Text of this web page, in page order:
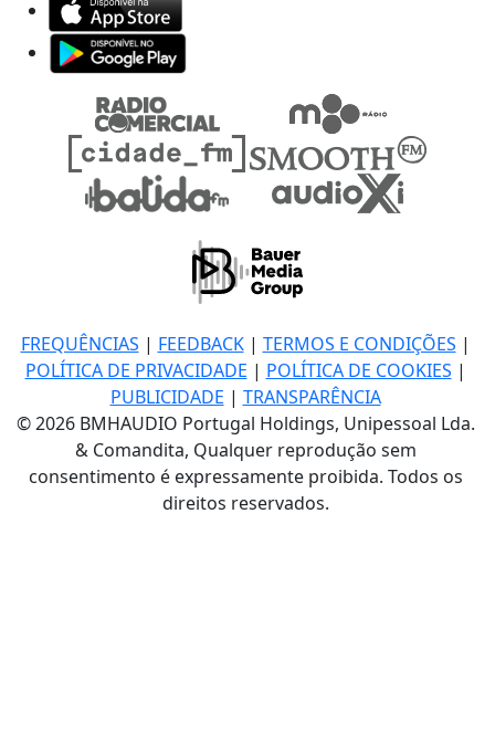
FREQUÊNCIAS | FEEDBACK| TERMOS E CONDIÇÕES |
POLÍTICA DE PRIVACIDADE | POLÍTICA DE COOKIES |
PUBLICIDADE | TRANSPARÊNCIA
© 2026 BMHAUDIO Portugal Holdings, Unipessoal Lda.
& Comandita, Qualquer reprodução sem
consentimento é expressamente proibida. Todos os
direitos reservados.